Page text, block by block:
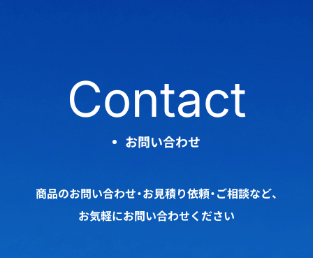
Contact
お問い合わせ
商品のお問い合わせ・お見積り依頼・ご相談など、
お気軽にお問い合わせください